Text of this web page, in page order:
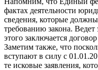
фактах деятельности
сведения, которые
требованию закона. Ведет
этого заключается
Заметим также, что
вступают в силу с
те исковые заявления,